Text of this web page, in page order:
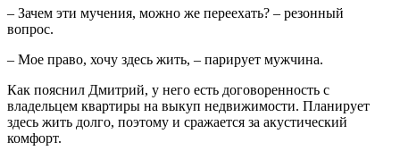
– Зачем эти мучения, можно же переехать? – резонный
вопрос.
– Мое право, хочу здесь жить, – парирует мужчина.
Как пояснил Дмитрий, у него есть договоренность с
владельцем квартиры на выкуп недвижимости. Планирует
здесь жить долго, поэтому и сражается за акустический
комфорт.